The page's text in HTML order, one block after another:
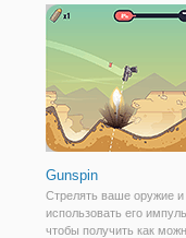
как обычно закончилось
вторжением очередных
Теперь вся съемочная
Gunspin
Стрелять ваше оружие и
использовать его
чтобы получить как